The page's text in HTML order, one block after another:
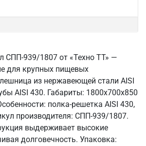
СПП-939/1807 от «Техно ТТ» —
для крупных пищевых
из нержавеющей стали AISI
AISI 430. Габариты: 1800x700x850
полка-решетка AISI 430,
производителя: СПП-939/1807.
выдерживает высокие
долговечность. Упаковка: